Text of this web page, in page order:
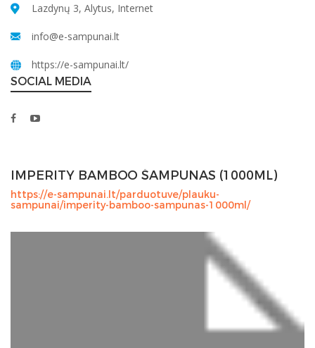
Lazdynų 3, Alytus, Internet
info@e-sampunai.lt
https://e-sampunai.lt/
SOCIAL MEDIA
IMPERITY BAMBOO ŠAMPŪNAS (1000ML)
https://e-sampunai.lt/parduotuve/plauku-
sampunai/imperity-bamboo-sampunas-1000ml/